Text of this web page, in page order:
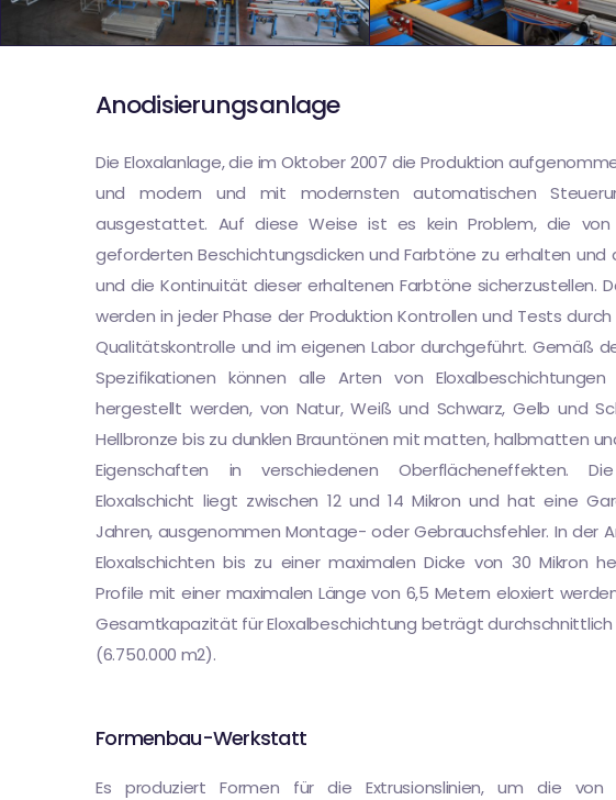
Anodisierungsanlage
Die Eloxalanlage, die im Oktober 2007 die Produktion
und modern und mit modernsten automatischen
ausgestattet. Auf diese Weise ist es kein Problem, die von
geforderten Beschichtungsdicken und Farbtöne zu erhalten und
und die Kontinuität dieser erhaltenen Farbtöne sicherzustellen.
werden in jeder Phase der Produktion Kontrollen und Tests
Qualitätskontrolle und im eigenen Labor durchgeführt. Gemäß
Spezifikationen können alle Arten von
hergestellt werden, von Natur, Weiß und Schwarz, Gelb und
Hellbronze bis zu dunklen Brauntönen mit matten, halbmatten
Eigenschaften in verschiedenen Oberflächeneffekten.
Eloxalschicht liegt zwischen 12 und 14 Mikron und hat eine
Jahren, ausgenommen Montage- oder Gebrauchsfehler. In der
Eloxalschichten bis zu einer maximalen Dicke von 30 Mikron
Profile mit einer maximalen Länge von 6,5 Metern eloxiert
Gesamtkapazität für Eloxalbeschichtung beträgt durchschnittlich
(6.750.000 m2).
Formenbau-Werkstatt
Es produziert Formen für die Extrusionslinien, um die von